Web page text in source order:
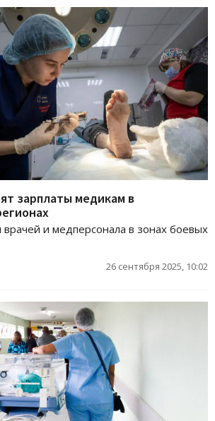
зарплаты медикам в
и медперсонала в зонах боевых
26 сентября 2025, 10:02